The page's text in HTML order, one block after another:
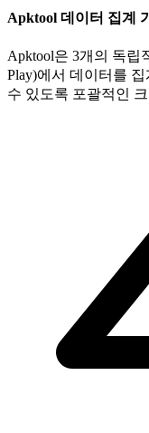
Apktool 데이터 집계
Apktool은 3개의 독립
Play)에서 데이터를
수 있도록 포괄적인